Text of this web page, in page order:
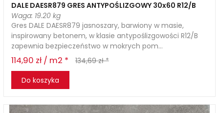
DALE DAESR879 GRES ANTYPOŚLIZGOWY 30x60 R12/B
Waga: 19.20 kg
Gres DALE DAESR879 jasnoszary, barwiony w masie,
inspirowany betonem, w klasie antypoślizgowości R12/B
zapewnia bezpieczeństwo w mokrych pom...
114,90 zł / m2 *
134,69 zł *
Do koszyka